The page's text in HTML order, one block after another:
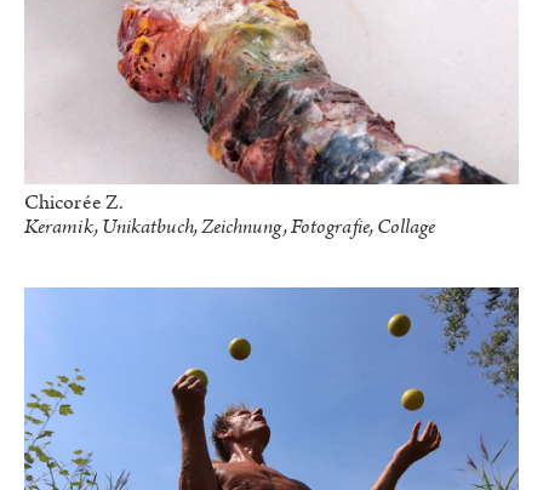
Chicorée Z.
Keramik, Unikatbuch, Zeichnung, Fotografie, Collage